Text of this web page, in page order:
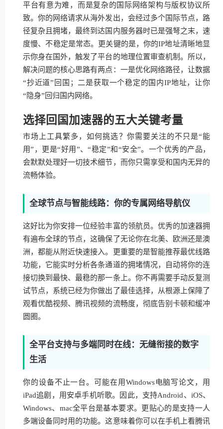
平台有意为难，而是复杂的国际网络架构与版权协议所
致。你的网络请求从海外发出，会经过多个国际节点，路
径复杂且拥堵，最终到达国内服务器时已是强弩之末，速
度慢、不稳定是常态。更关键的是，你的IP地址清晰地显
示你身在国外，触发了平台的地理位置审查机制。所以，
解决问题的核心思路有两点：一是优化网络路径，让数据
“抄近道”回国；二是获取一个稳定的国内IP地址，让你
“隐身”回归国内网络。
选择回国加速器的五大关键考量
市场上工具繁多，如何挑选？你需要关注的不只是“能
用”，更是“好用”、“稳定”和“安全”。一个优秀的产品，
会默默处理好一切技术细节，而你只需享受和国内无异的
流畅体验。
全球节点与智能线路：你的专属网络导航仪
这好比为你安排一位经验丰富的领航员。优秀的加速器拥
有遍布全球的节点，这确保了无论你在北美、欧洲还是澳
洲，都能从附近快速接入。更重要的是智能推荐最优线路
功能，它能实时分析各条通道的拥堵情况，自动将你的连
接切换到最快、最稳的那一条上。你不再需要手动反复测
试节点，系统已经为你做出了最佳选择，从根源上保障了
观看优酷视频、腾讯视频的流畅度，彻底告别卡顿和缓冲
圆圈。
全平台支持与多端同时在线：无缝衔接的数字
生活
你的设备不止一台。可能在用Windows电脑写论文，用
iPad追剧，用安卓手机听歌。因此，支持Android、iOS、
Windows、mac全平台是基本要求。更贴心的是支持一人
多端设备同时用的功能。这意味着你可以在手机上看腾讯